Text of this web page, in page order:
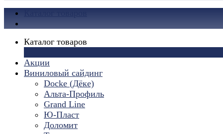
Каталог товаров
Акции
Виниловый сайдинг
Docke (Дёке)
Альта-Профиль
Grand Line
Ю-Пласт
Доломит